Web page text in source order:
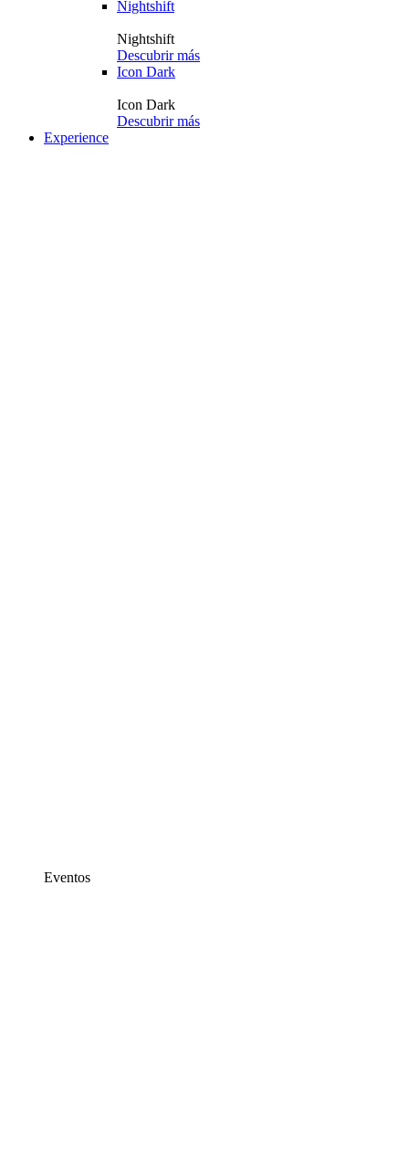
Nightshift
Nightshift
Descubrir más
Icon Dark
Icon Dark
Descubrir más
Experience
Eventos